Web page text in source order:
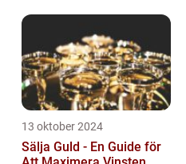
13 oktober 2024
Sälja Guld - En Guide för